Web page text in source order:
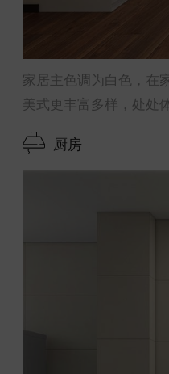
家居主色调为白色，在
美式更丰富多样，处处
厨房